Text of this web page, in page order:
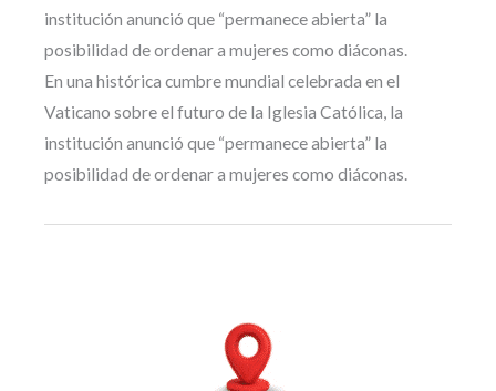
institución anunció que “permanece abierta” la
posibilidad de ordenar a mujeres como diáconas.
En una histórica cumbre mundial celebrada en el
Vaticano sobre el futuro de la Iglesia Católica, la
institución anunció que “permanece abierta” la
posibilidad de ordenar a mujeres como diáconas.